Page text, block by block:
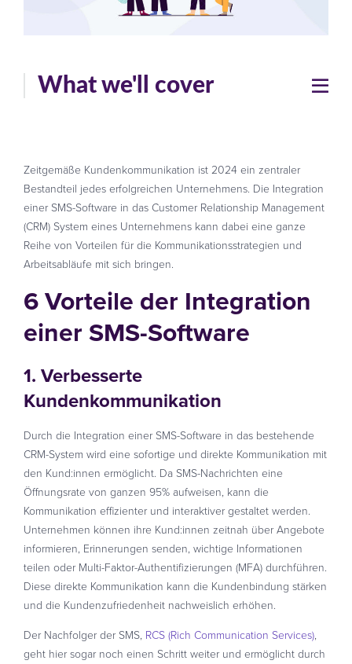
What we'll cover
Zeitgemäße Kundenkommunikation ist 2024 ein zentraler
Bestandteil jedes erfolgreichen Unternehmens. Die Integration
einer SMS-Software in das Customer Relationship Management
(CRM) System eines Unternehmens kann dabei eine ganze
Reihe von Vorteilen für die Kommunikationsstrategien und
Arbeitsabläufe mit sich bringen.
6 Vorteile der Integration
einer SMS-Software
1. Verbesserte
Kundenkommunikation
Durch die Integration einer SMS-Software in das bestehende
CRM-System wird eine sofortige und direkte Kommunikation mit
den Kund:innen ermöglicht. Da SMS-Nachrichten eine
Öffnungsrate von ganzen 95% aufweisen, kann die
Kommunikation effizienter und interaktiver gestaltet werden.
Unternehmen können ihre Kund:innen zeitnah über Angebote
informieren, Erinnerungen senden, wichtige Informationen
teilen oder Multi-Faktor-Authentifizierungen (MFA) durchführen.
Diese direkte Kommunikation kann die Kundenbindung stärken
und die Kundenzufriedenheit nachweislich erhöhen.
Der Nachfolger der SMS, RCS (Rich Communication Services),
geht hier sogar noch einen Schritt weiter und ermöglicht durch